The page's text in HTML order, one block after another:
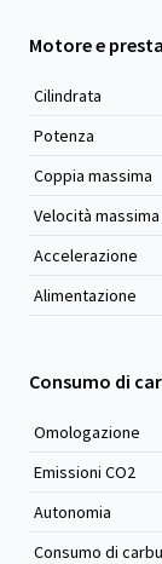
Motore e
Cilindrata
Potenza
Coppia massima
Velocità massima
Accelerazione
Alimentazione
Consumo di
Omologazione
Emissioni CO2
Autonomia
Consumo di